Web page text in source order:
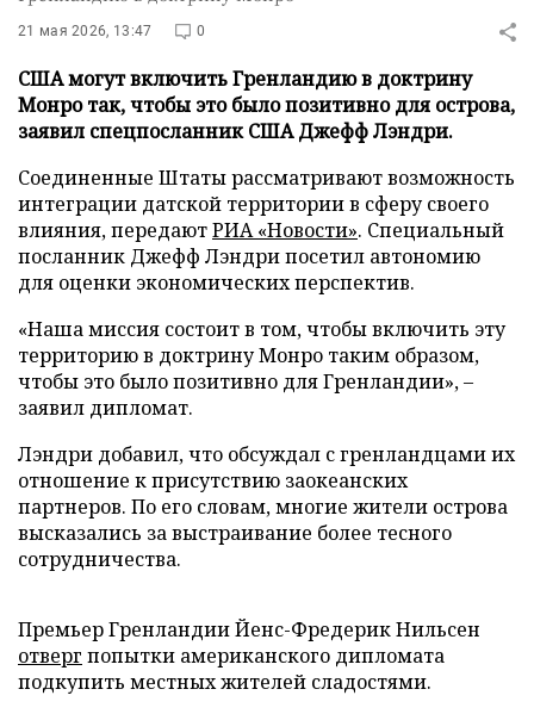
21 мая 2026, 13:47 0
США могут включить Гренландию в доктрину
Монро так, чтобы это было позитивно для острова,
заявил спецпосланник США Джефф Лэндри.
Соединенные Штаты рассматривают возможность
интеграции датской территории в сферу своего
влияния, передаютРИА «Новости». Специальный
посланник Джефф Лэндри посетил автономию
для оценки экономических перспектив.
«Наша миссия состоит в том, чтобы включить эту
территорию в доктрину Монро таким образом,
чтобы это было позитивно для Гренландии», –
заявил дипломат.
Лэндри добавил, что обсуждал с гренландцами их
отношение к присутствию заокеанских
партнеров. По его словам, многие жители острова
высказались за выстраивание более тесного
сотрудничества.
Премьер Гренландии Йенс-Фредерик Нильсен
отверг попытки американского дипломата
подкупить местных жителей сладостями.